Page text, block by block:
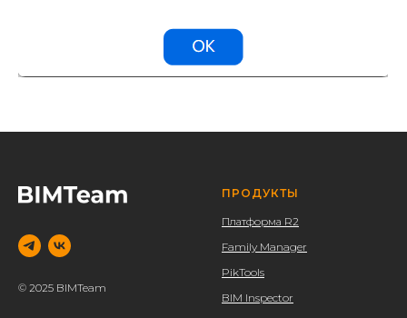
© 2025 BIMTeam
ПРОДУКТЫ
Платформа R2
Family Manager
PikTools
BIM Inspector